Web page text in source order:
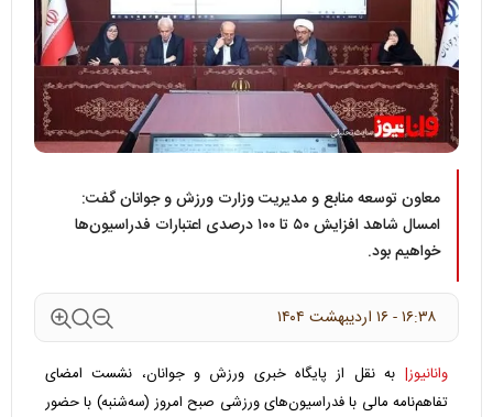
معاون توسعه منابع و مدیریت وزارت ورزش و جوانان گفت:
امسال شاهد افزایش ۵۰ تا ۱۰۰ درصدی اعتبارات فدراسیون‌ها
خواهیم بود.
۱۶:۳۸ - ۱۶ ارديبهشت ۱۴۰۴
وانانیوز| به نقل از پایگاه خبری ورزش و جوانان، نشست امضای
تفاهم‌نامه مالی با فدراسیون‌های ورزشی صبح امروز (سه‌شنبه) با حضور